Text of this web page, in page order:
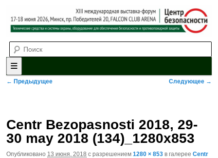
XII международная выставка-
форум «Центр безопасности»
систем охраны, оборудования для обеспечения безопасности и
противопожарной защиты. 4-5 июня 2025, Минск, пр. Победителей,
20
Главное меню
Перейти к основному содержимому
Перейти к дополнительному содержимому
Навигация по изображениям
← Предыдущее Следующее →
Centr Bezopasnosti 2018, 29-
30 may 2018 (134)_1280x853
Опубликовано 13 июня, 2018 с разрешением 1280 × 853 в галерее Centr